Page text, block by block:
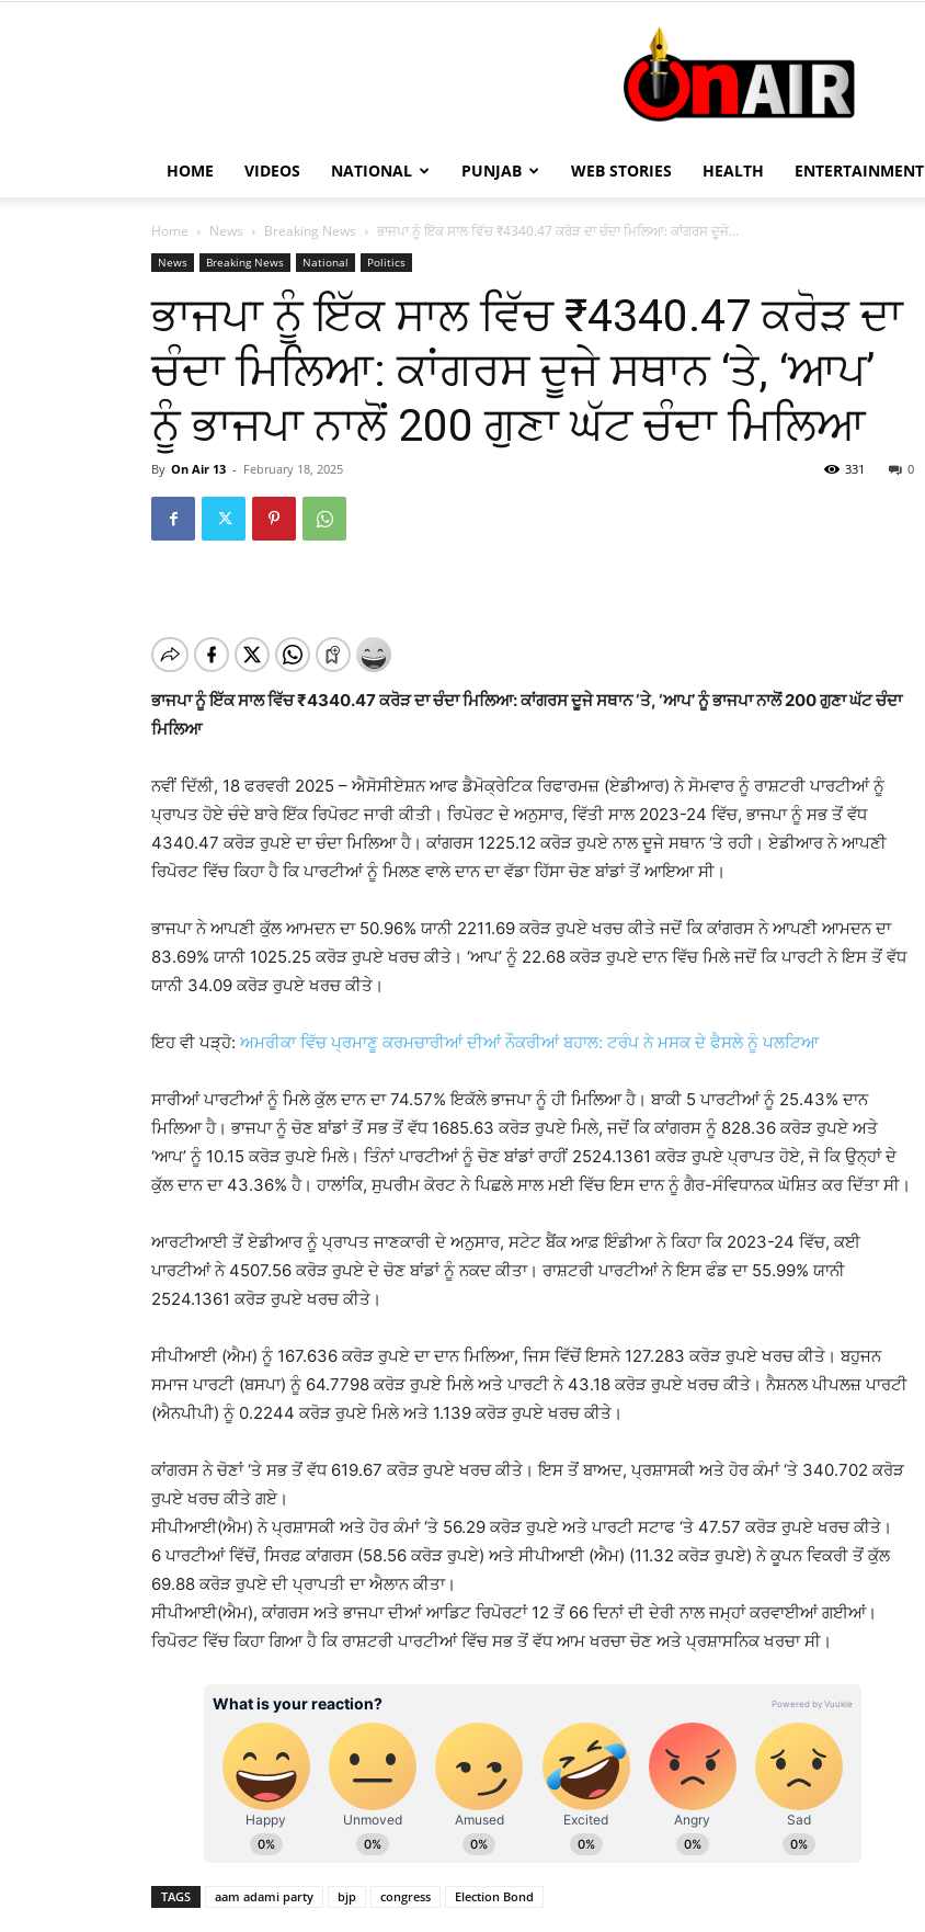
Air
HOME VIDEOS NATIONAL PUNJAB WEB STORIES HEALTH ENTERTAINMENT
Home News Breaking News ਭਾਜਪਾ ਨੂੰ ਇੱਕ ਸਾਲ ਵਿੱਚ ₹4340.47 ਕਰੋੜ ਦਾ ਚੰਦਾ ਮਿਲਿਆ: ਕਾਂਗਰਸ ਦੂਜੇ...
News Breaking News National Politics
ਭਾਜਪਾ ਨੂੰ ਇੱਕ ਸਾਲ ਵਿੱਚ ₹4340.47 ਕਰੋੜ ਦਾ
ਚੰਦਾ ਮਿਲਿਆ: ਕਾਂਗਰਸ ਦੂਜੇ ਸਥਾਨ ‘ਤੇ, ‘ਆਪ’
ਨੂੰ ਭਾਜਪਾ ਨਾਲੋਂ 200 ਗੁਣਾ ਘੱਟ ਚੰਦਾ ਮਿਲਿਆ
By On Air 13 - February 18, 2025 0
331
ਭਾਜਪਾ ਨੂੰ ਇੱਕ ਸਾਲ ਵਿੱਚ ₹4340.47 ਕਰੋੜ ਦਾ ਚੰਦਾ ਮਿਲਿਆ: ਕਾਂਗਰਸ ਦੂਜੇ ਸਥਾਨ ‘ਤੇ, ‘ਆਪ’ ਨੂੰ ਭਾਜਪਾ ਨਾਲੋਂ 200 ਗੁਣਾ ਘੱਟ ਚੰਦਾ
ਮਿਲਿਆ
ਨਵੀਂ ਦਿੱਲੀ, 18 ਫਰਵਰੀ 2025 – ਐਸੋਸੀਏਸ਼ਨ ਆਫ ਡੈਮੋਕ੍ਰੇਟਿਕ ਰਿਫਾਰਮਜ਼ (ਏਡੀਆਰ) ਨੇ ਸੋਮਵਾਰ ਨੂੰ ਰਾਸ਼ਟਰੀ ਪਾਰਟੀਆਂ ਨੂੰ
ਪ੍ਰਾਪਤ ਹੋਏ ਚੰਦੇ ਬਾਰੇ ਇੱਕ ਰਿਪੋਰਟ ਜਾਰੀ ਕੀਤੀ। ਰਿਪੋਰਟ ਦੇ ਅਨੁਸਾਰ, ਵਿੱਤੀ ਸਾਲ 2023-24 ਵਿੱਚ, ਭਾਜਪਾ ਨੂੰ ਸਭ ਤੋਂ ਵੱਧ
4340.47 ਕਰੋੜ ਰੁਪਏ ਦਾ ਚੰਦਾ ਮਿਲਿਆ ਹੈ। ਕਾਂਗਰਸ 1225.12 ਕਰੋੜ ਰੁਪਏ ਨਾਲ ਦੂਜੇ ਸਥਾਨ ‘ਤੇ ਰਹੀ। ਏਡੀਆਰ ਨੇ ਆਪਣੀ
ਰਿਪੋਰਟ ਵਿੱਚ ਕਿਹਾ ਹੈ ਕਿ ਪਾਰਟੀਆਂ ਨੂੰ ਮਿਲਣ ਵਾਲੇ ਦਾਨ ਦਾ ਵੱਡਾ ਹਿੱਸਾ ਚੋਣ ਬਾਂਡਾਂ ਤੋਂ ਆਇਆ ਸੀ।
ਭਾਜਪਾ ਨੇ ਆਪਣੀ ਕੁੱਲ ਆਮਦਨ ਦਾ 50.96% ਯਾਨੀ 2211.69 ਕਰੋੜ ਰੁਪਏ ਖਰਚ ਕੀਤੇ ਜਦੋਂ ਕਿ ਕਾਂਗਰਸ ਨੇ ਆਪਣੀ ਆਮਦਨ ਦਾ
83.69% ਯਾਨੀ 1025.25 ਕਰੋੜ ਰੁਪਏ ਖਰਚ ਕੀਤੇ। ‘ਆਪ’ ਨੂੰ 22.68 ਕਰੋੜ ਰੁਪਏ ਦਾਨ ਵਿੱਚ ਮਿਲੇ ਜਦੋਂ ਕਿ ਪਾਰਟੀ ਨੇ ਇਸ ਤੋਂ ਵੱਧ
ਯਾਨੀ 34.09 ਕਰੋੜ ਰੁਪਏ ਖਰਚ ਕੀਤੇ।
ਇਹ ਵੀ ਪੜ੍ਹੋ: ਅਮਰੀਕਾ ਵਿੱਚ ਪ੍ਰਮਾਣੂ ਕਰਮਚਾਰੀਆਂ ਦੀਆਂ ਨੌਕਰੀਆਂ ਬਹਾਲ: ਟਰੰਪ ਨੇ ਮਸਕ ਦੇ ਫੈਸਲੇ ਨੂੰ ਪਲਟਿਆ
ਸਾਰੀਆਂ ਪਾਰਟੀਆਂ ਨੂੰ ਮਿਲੇ ਕੁੱਲ ਦਾਨ ਦਾ 74.57% ਇਕੱਲੇ ਭਾਜਪਾ ਨੂੰ ਹੀ ਮਿਲਿਆ ਹੈ। ਬਾਕੀ 5 ਪਾਰਟੀਆਂ ਨੂੰ 25.43% ਦਾਨ
ਮਿਲਿਆ ਹੈ। ਭਾਜਪਾ ਨੂੰ ਚੋਣ ਬਾਂਡਾਂ ਤੋਂ ਸਭ ਤੋਂ ਵੱਧ 1685.63 ਕਰੋੜ ਰੁਪਏ ਮਿਲੇ, ਜਦੋਂ ਕਿ ਕਾਂਗਰਸ ਨੂੰ 828.36 ਕਰੋੜ ਰੁਪਏ ਅਤੇ
‘ਆਪ’ ਨੂੰ 10.15 ਕਰੋੜ ਰੁਪਏ ਮਿਲੇ। ਤਿੰਨਾਂ ਪਾਰਟੀਆਂ ਨੂੰ ਚੋਣ ਬਾਂਡਾਂ ਰਾਹੀਂ 2524.1361 ਕਰੋੜ ਰੁਪਏ ਪ੍ਰਾਪਤ ਹੋਏ, ਜੋ ਕਿ ਉਨ੍ਹਾਂ ਦੇ
ਕੁੱਲ ਦਾਨ ਦਾ 43.36% ਹੈ। ਹਾਲਾਂਕਿ, ਸੁਪਰੀਮ ਕੋਰਟ ਨੇ ਪਿਛਲੇ ਸਾਲ ਮਈ ਵਿੱਚ ਇਸ ਦਾਨ ਨੂੰ ਗੈਰ-ਸੰਵਿਧਾਨਕ ਘੋਸ਼ਿਤ ਕਰ ਦਿੱਤਾ ਸੀ।
ਆਰਟੀਆਈ ਤੋਂ ਏਡੀਆਰ ਨੂੰ ਪ੍ਰਾਪਤ ਜਾਣਕਾਰੀ ਦੇ ਅਨੁਸਾਰ, ਸਟੇਟ ਬੈਂਕ ਆਫ਼ ਇੰਡੀਆ ਨੇ ਕਿਹਾ ਕਿ 2023-24 ਵਿੱਚ, ਕਈ
ਪਾਰਟੀਆਂ ਨੇ 4507.56 ਕਰੋੜ ਰੁਪਏ ਦੇ ਚੋਣ ਬਾਂਡਾਂ ਨੂੰ ਨਕਦ ਕੀਤਾ। ਰਾਸ਼ਟਰੀ ਪਾਰਟੀਆਂ ਨੇ ਇਸ ਫੰਡ ਦਾ 55.99% ਯਾਨੀ
2524.1361 ਕਰੋੜ ਰੁਪਏ ਖਰਚ ਕੀਤੇ।
ਸੀਪੀਆਈ (ਐਮ) ਨੂੰ 167.636 ਕਰੋੜ ਰੁਪਏ ਦਾ ਦਾਨ ਮਿਲਿਆ, ਜਿਸ ਵਿੱਚੋਂ ਇਸਨੇ 127.283 ਕਰੋੜ ਰੁਪਏ ਖਰਚ ਕੀਤੇ। ਬਹੁਜਨ
ਸਮਾਜ ਪਾਰਟੀ (ਬਸਪਾ) ਨੂੰ 64.7798 ਕਰੋੜ ਰੁਪਏ ਮਿਲੇ ਅਤੇ ਪਾਰਟੀ ਨੇ 43.18 ਕਰੋੜ ਰੁਪਏ ਖਰਚ ਕੀਤੇ। ਨੈਸ਼ਨਲ ਪੀਪਲਜ਼ ਪਾਰਟੀ
(ਐਨਪੀਪੀ) ਨੂੰ 0.2244 ਕਰੋੜ ਰੁਪਏ ਮਿਲੇ ਅਤੇ 1.139 ਕਰੋੜ ਰੁਪਏ ਖਰਚ ਕੀਤੇ।
ਕਾਂਗਰਸ ਨੇ ਚੋਣਾਂ ‘ਤੇ ਸਭ ਤੋਂ ਵੱਧ 619.67 ਕਰੋੜ ਰੁਪਏ ਖਰਚ ਕੀਤੇ। ਇਸ ਤੋਂ ਬਾਅਦ, ਪ੍ਰਸ਼ਾਸਕੀ ਅਤੇ ਹੋਰ ਕੰਮਾਂ ‘ਤੇ 340.702 ਕਰੋੜ
ਰੁਪਏ ਖਰਚ ਕੀਤੇ ਗਏ।
ਸੀਪੀਆਈ(ਐਮ) ਨੇ ਪ੍ਰਸ਼ਾਸਕੀ ਅਤੇ ਹੋਰ ਕੰਮਾਂ ‘ਤੇ 56.29 ਕਰੋੜ ਰੁਪਏ ਅਤੇ ਪਾਰਟੀ ਸਟਾਫ ‘ਤੇ 47.57 ਕਰੋੜ ਰੁਪਏ ਖਰਚ ਕੀਤੇ।
6 ਪਾਰਟੀਆਂ ਵਿੱਚੋਂ, ਸਿਰਫ਼ ਕਾਂਗਰਸ (58.56 ਕਰੋੜ ਰੁਪਏ) ਅਤੇ ਸੀਪੀਆਈ (ਐਮ) (11.32 ਕਰੋੜ ਰੁਪਏ) ਨੇ ਕੂਪਨ ਵਿਕਰੀ ਤੋਂ ਕੁੱਲ
69.88 ਕਰੋੜ ਰੁਪਏ ਦੀ ਪ੍ਰਾਪਤੀ ਦਾ ਐਲਾਨ ਕੀਤਾ।
ਸੀਪੀਆਈ(ਐਮ), ਕਾਂਗਰਸ ਅਤੇ ਭਾਜਪਾ ਦੀਆਂ ਆਡਿਟ ਰਿਪੋਰਟਾਂ 12 ਤੋਂ 66 ਦਿਨਾਂ ਦੀ ਦੇਰੀ ਨਾਲ ਜਮ੍ਹਾਂ ਕਰਵਾਈਆਂ ਗਈਆਂ।
ਰਿਪੋਰਟ ਵਿੱਚ ਕਿਹਾ ਗਿਆ ਹੈ ਕਿ ਰਾਸ਼ਟਰੀ ਪਾਰਟੀਆਂ ਵਿੱਚ ਸਭ ਤੋਂ ਵੱਧ ਆਮ ਖਰਚਾ ਚੋਣ ਅਤੇ ਪ੍ਰਸ਼ਾਸਨਿਕ ਖਰਚਾ ਸੀ।
TAGS aam adami party bjp congress Election Bond